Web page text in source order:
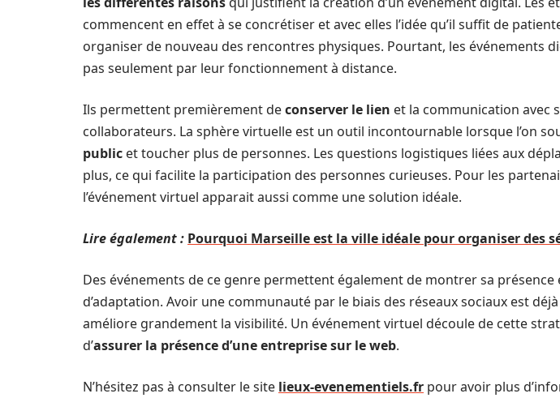
commencent en effet à se concrétiser et avec elles l’idée qu’il suffit de
organiser de nouveau des rencontres physiques. Pourtant, les événements
pas seulement par leur fonctionnement à distance.
Ils permettent premièrement deconserver le lien et la communication avec
collaborateurs. La sphère virtuelle est un outil incontournable lorsque l’on
public et toucher plus de personnes. Les questions logistiques liées aux
plus, ce qui facilite la participation des personnes curieuses. Pour les
l’événement virtuel apparait aussi comme une solution idéale.
Lire également : Pourquoi Marseille est la ville idéale pour organiser des
Des événements de ce genre permettent également de montrer sa présence
d’adaptation. Avoir une communauté par le biais des réseaux sociaux est
améliore grandement la visibilité. Un événement virtuel découle de cette
d’assurer la présence d’une entreprise sur le web.
N’hésitez pas à consulter le site lieux-evenementiels.fr pour avoir plus